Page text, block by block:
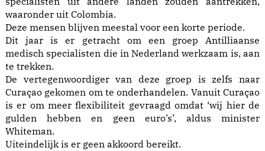
waaronder uit Colombia.
Deze mensen blijven meestal voor een korte periode.
Dit jaar is er getracht om een groep Antilliaanse
medisch specialisten die in Nederland werkzaam is, aan
te trekken.
De vertegenwoordiger van deze groep is zelfs naar
Curaçao gekomen om te onderhandelen. Vanuit Curaçao
is er om meer flexibiliteit gevraagd omdat ‘wij hier de
gulden hebben en geen euro’s’, aldus minister
Whiteman.
Uiteindelijk is er geen akkoord bereikt.